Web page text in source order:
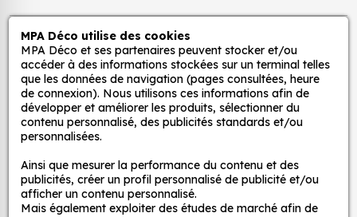
éclat, sans reflets gênants ni décoloration due à la
lumière.
Une impression photo professionnelle
haute définition
Chaque affiche est produite avec desencres
pigmentaires de dernière génération
rendu d’image précis et durable. Nos imprimantes
grand format sont calibrées pour reproduire
fidèlement les couleurs de votre fichier, qu’il
MPA Déco
Nos services
Nos sites
Mon Compte
MPA Déco utilise des cookies
MPA Déco et ses partenaires peuvent stocker et/ou
accéder à des informations stockées sur un terminal telles
que les données de navigation (pages consultées, heure
de connexion). Nous utilisons ces informations afin de
développer et améliorer les produits, sélectionner du
contenu personnalisé, des publicités standards et/ou
personnalisées.
Ainsi que mesurer la performance du contenu et des
publicités, créer un profil personnalisé de publicité et/ou
afficher un contenu personnalisé.
Mais également exploiter des études de marché afin de